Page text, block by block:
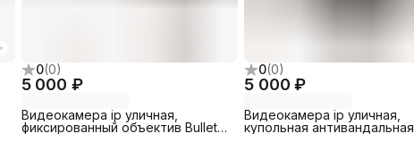
0(0)
5 000 ₽
Видеокамера ip уличная,
фиксированный объектив Bullet
0(0)
5 000 ₽
Видеокамера ip уличная,
купольная антивандальная